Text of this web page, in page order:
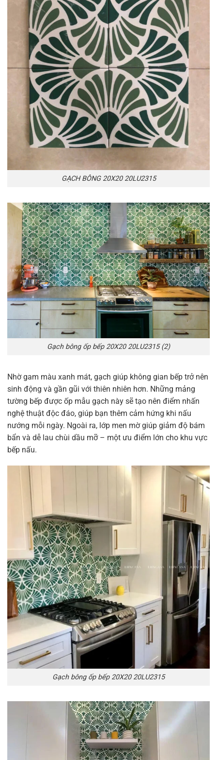
GẠCH BÔNG 20X20 20LU2315
Gạch bông ốp bếp 20X20 20LU2315 (2)
Nhờ gam màu xanh mát, gạch giúp không gian bếp trở nên
sinh động và gần gũi với thiên nhiên hơn. Những mảng
tường bếp được ốp mẫu gạch này sẽ tạo nên điểm nhấn
nghệ thuật độc đáo, giúp bạn thêm cảm hứng khi nấu
nướng mỗi ngày. Ngoài ra, lớp men mờ giúp giảm độ bám
bẩn và dễ lau chùi dầu mỡ – một ưu điểm lớn cho khu vực
bếp nấu.
Gạch bông ốp bếp 20X20 20LU2315